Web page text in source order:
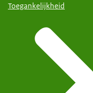
Toegankelijkheid